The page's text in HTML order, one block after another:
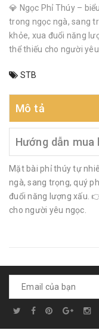
💎 Ngọc Phỉ Thúy –
trong ngọc ngà, sang
khỏe, xua đuổi năng
thể thiếu cho người yêu
STB
Mô tả
Hướng dẫn mua
Mặt bài phỉ thúy tự
ngà, sang trọng, quý
đuổi năng lượng xấu.
cho người yêu ngọc.